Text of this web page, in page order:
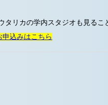
タリカの学内スタジオも見るこ
申込みはこちら